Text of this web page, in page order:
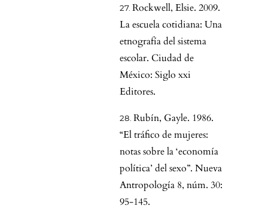
Rockwell, Elsie. 2009.
La escuela cotidiana: Una
etnografía del sistema
escolar. Ciudad de
México: Siglo xxi
Editores.
Rubín, Gayle. 1986.
“El tráfico de mujeres:
notas sobre la ‘economía
política’ del sexo”. Nueva
Antropología 8, núm. 30:
95-145.